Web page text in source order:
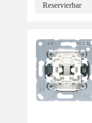
Reservierbar